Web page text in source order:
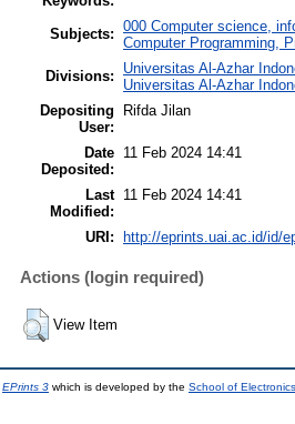
Subjects: 000 Computer science,
Computer Programming,
Divisions:
Universitas Al-Azhar
Universitas Al-Azhar
Depositing
User:
Rifda Jilan
Date
Deposited:
11 Feb 2024 14:41
Last
Modified:
11 Feb 2024 14:41
URI: http://eprints.uai.ac.id/id/
Actions (login required)
View Item
EPrints 3 which is developed by the School of